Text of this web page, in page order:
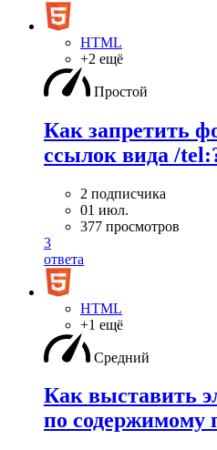
HTML
+2 ещё
Простой
Как запретить
ссылок вида /
2 подписчика
01 июл.
377 просмотров
3
ответа
HTML
+1 ещё
Средний
Как выставить
по содержимому